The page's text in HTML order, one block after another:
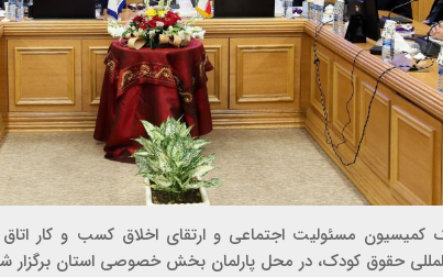
مسئولیت اجتماعی و ارتقای اخلاق کسب و کار اتاق
حقوق کودک، در محل پارلمان بخش خصوصی استان برگزار